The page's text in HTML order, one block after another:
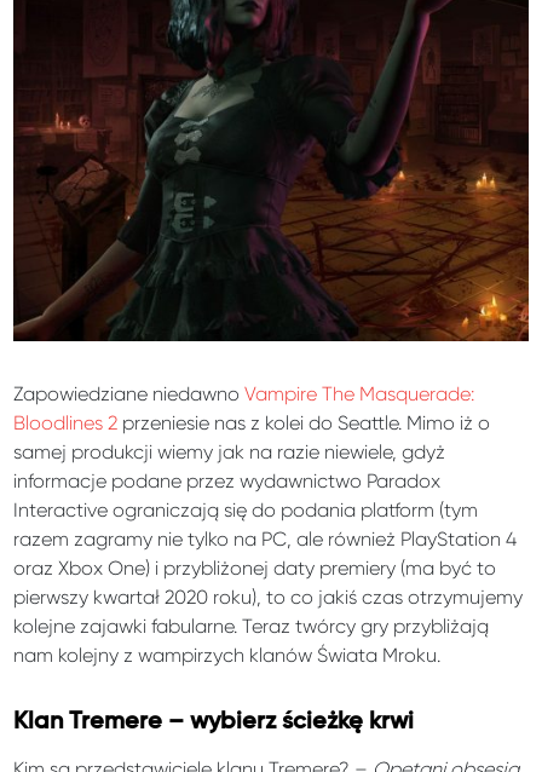
Zapowiedziane niedawnoVampire The Masquerade:
Bloodlines 2 przeniesie nas z kolei do Seattle. Mimo iż o
samej produkcji wiemy jak na razie niewiele, gdyż
informacje podane przez wydawnictwo Paradox
Interactive ograniczają się do podania platform (tym
razem zagramy nie tylko na PC, ale również PlayStation 4
oraz Xbox One) i przybliżonej daty premiery (ma być to
pierwszy kwartał 2020 roku), to co jakiś czas otrzymujemy
kolejne zajawki fabularne. Teraz twórcy gry przybliżają
nam kolejny z wampirzych klanów Świata Mroku.
Klan Tremere – wybierz ścieżkę krwi